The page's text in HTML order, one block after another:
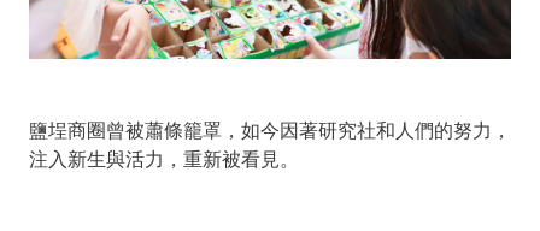
鹽埕商圈曾被蕭條籠罩，如今因著研究社和人們的努力，
注入新生與活力，重新被看見。